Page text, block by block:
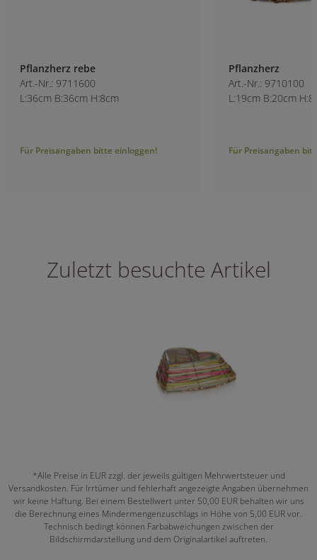
Pflanzherz rebe
Art.-Nr.: 9711600
L:36cm B:36cm H:8cm
Für Preisangaben bitte einloggen!
Pflanzherz
Art.-Nr.: 9710100
L:19cm B:20cm
Für Preisangaben
Zuletzt besuchte Artikel
*Alle Preise in EUR zzgl. der jeweils gültigen Mehrwertsteuer und
Versandkosten. Für Irrtümer und fehlerhaft angezeigte Angaben übernehmen
wir keine Haftung. Bei einem Bestellwert unter 50,00 EUR behalten wir uns
die Berechnung eines Mindermengenzuschlags in Höhe von 5,00 EUR vor.
Technisch bedingt können Farbabweichungen zwischen der
Bildschirmdarstellung und dem Originalartikel auftreten.